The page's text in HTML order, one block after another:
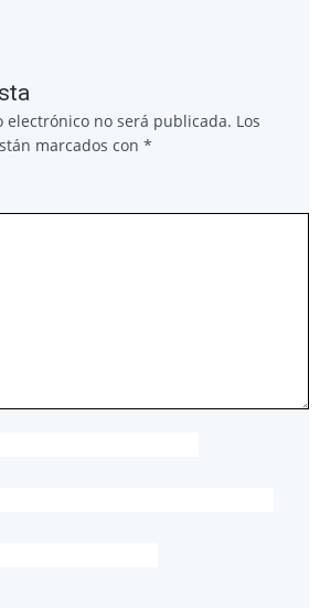
electrónico no será publicada. Los
marcados con *